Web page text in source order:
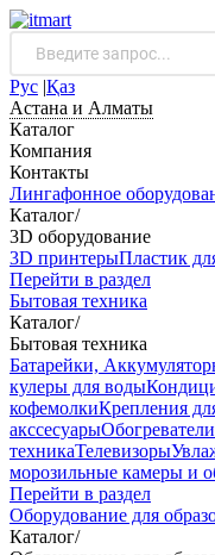
Рус |Қаз
Астана и Алматы
Каталог
Компания
Контакты
Лингафонное
Каталог/
3D оборудование
3D принтерыПластик
Перейти в раздел
Бытовая техника
Каталог/
Бытовая техника
Батарейки,
кулеры для воды
кофемолкиКрепления
акссесуарыОбогреватели
техникаТелевизоры
морозильные камеры и
Перейти в раздел
Оборудование для
Каталог/